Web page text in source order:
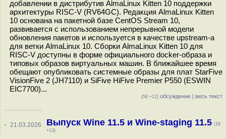
добавлении в дистрибутив AlmaLinux Kitten 10 поддержки
архитектуры RISC-V (RV64GC). Редакция AlmaLinux Kitten
10 основана на пакетной базе CentOS Stream 10,
развивается с использованием непрерывной модели
обновления пакетов и используется в качестве upstream-а
для ветки AlmaLinux 10. Cборки AlmaLinux Kitten 10 для
RISC-V доступны в форме официального docker-образа и
типовых образов виртуальных машин. В ближайшее время
обещают опубликовать системные образы для плат StarFive
VisionFive 2 (JH7110) и SiFive HiFive Premier P550 (ESWIN
EIC7700)...
(56 +12) обсуждение | весь текст
· 21.03.2026 Выпуск Wine 11.5 и Wine-staging 11.5 (18
+13)